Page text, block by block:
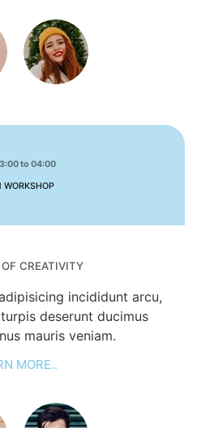
to 04:00
WORKSHOP
CREATIVITY
incididunt arcu,
deserunt ducimus
mauris veniam.
MORE..